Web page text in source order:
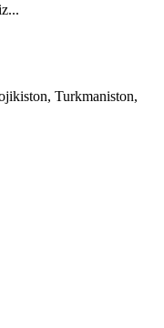
Turkmaniston,